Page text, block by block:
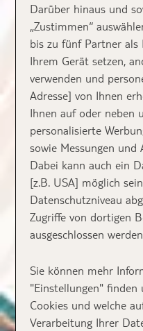
Darüber hinaus und
„Zustimmen“
bis zu fünf Partner
Ihrem Gerät setzen,
verwenden und
Adresse] von Ihnen
Ihnen auf oder neben
personalisierte
sowie Messungen und
Dabei kann auch ein
[z.B. USA] möglich
Datenschutzniveau
Zugriffe von dortigen
ausgeschlossen
Sie können mehr
"Einstellungen" finden
Cookies und welche
Verarbeitung Ihrer